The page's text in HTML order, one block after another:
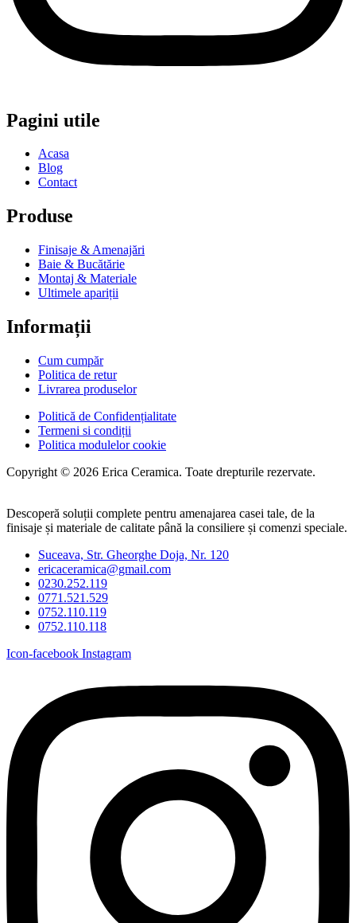
Pagini utile
Acasa
Blog
Contact
Produse
Finisaje & Amenajări
Baie & Bucătărie
Montaj & Materiale
Ultimele apariții
Informații
Cum cumpăr
Politica de retur
Livrarea produselor
Politică de Confidențialitate
Termeni si condiții
Politica modulelor cookie
Copyright © 2026 Erica Ceramica. Toate drepturile rezervate.
Descoperă soluții complete pentru amenajarea casei tale, de la
finisaje și materiale de calitate până la consiliere și comenzi speciale.
Suceava, Str. Gheorghe Doja, Nr. 120
ericaceramica@gmail.com
0230.252.119
0771.521.529
0752.110.119
0752.110.118
Icon-facebook Instagram